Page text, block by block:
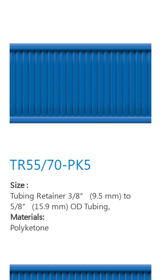
TR55/70-PK5
Size :
Tubing Retainer 3/8” (9.5 mm) to
5/8” (15.9 mm) OD Tubing,
Materials:
Polyketone